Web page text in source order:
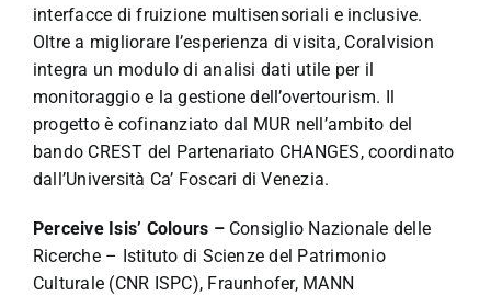
interfacce di fruizione multisensoriali e inclusive.
Oltre a migliorare l’esperienza di visita, Coralvision
integra un modulo di analisi dati utile per il
monitoraggio e la gestione dell’overtourism. Il
progetto è cofinanziato dal MUR nell’ambito del
bando CREST del Partenariato CHANGES, coordinato
dall’Università Ca’ Foscari di Venezia.
Perceive Isis’ Colours – Consiglio Nazionale delle
Ricerche – Istituto di Scienze del Patrimonio
Culturale (CNR ISPC), Fraunhofer, MANN